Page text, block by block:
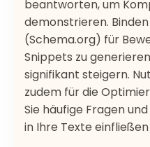
beantworten, um
demonstrieren.
(Schema.org) für
Snippets zu
signifikant steigern.
zudem für die
Sie häufige Fragen
in Ihre Texte einfließen